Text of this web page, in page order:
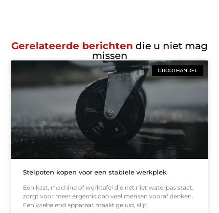
Gerelateerde berichten die u niet mag
missen
GROOTHANDEL
Stelpoten kopen voor een stabiele werkplek
Een kast, machine of werktafel die net niet waterpas staat,
zorgt voor meer ergernis dan veel mensen vooraf denken.
Een wiebelend apparaat maakt geluid, slijt